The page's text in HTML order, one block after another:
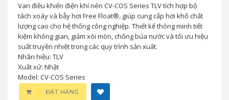
Van điều khiển điện khí nén CV-COS Series TLV tích hợp bộ
tách xoáy và bẫy hơi Free Float®, giúp cung cấp hơi khô chất
lượng cao cho hệ thống công nghiệp. Thiết kế thông minh tiết
kiệm không gian, giảm xói mòn, chống búa nước và tối ưu hiệu
suất truyền nhiệt trong các quy trình sản xuất.
Nhãn hiệu: TLV
Xuất xứ: Nhật
Model: CV-COS Series
ĐẶT HÀNG